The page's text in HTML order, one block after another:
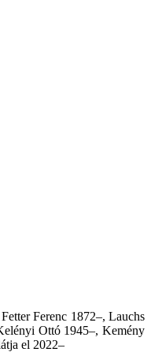
Ferenc 1872–, Lauchs
Ottó 1945–, Kemény
el 2022–